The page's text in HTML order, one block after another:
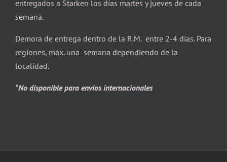
entregados a Starken los días martes y jueves de cada
semana.
Demora de entrega dentro de la R.M. entre 2-4 días. Para
regiones, máx. una semana dependiendo de la
localidad.
*No disponible para envíos internacionales